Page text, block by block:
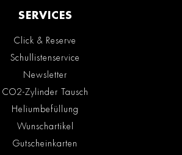
SERVICES
Click & Reserve
Schullistenservice
Newsletter
CO2-Zylinder Tausch
Heliumbefüllung
Wunschartikel
Gutscheinkarten